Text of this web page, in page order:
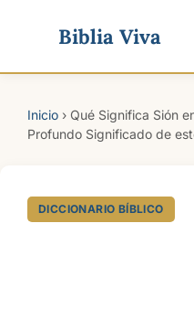
Biblia Viva
Inicio › Qué Significa Sión
Profundo Significado de
DICCIONARIO BÍBLICO